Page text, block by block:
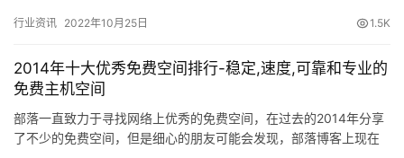
行业资讯 2022年10月25日 1.5K
2014年十大优秀免费空间排行-稳定,速度,可靠和专业的
免费主机空间
部落一直致力于寻找网络上优秀的免费空间，在过去的2014年分享
了不少的免费空间，但是细心的朋友可能会发现，部落博客上现在